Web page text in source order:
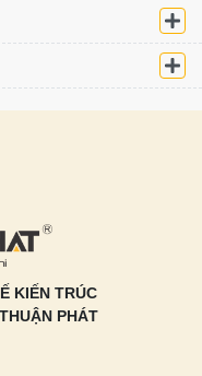
KIẾN TRÚC
PHÁT